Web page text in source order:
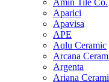
Aparici
Apavisa
APE
Aqlu Ceramic
Arcana
Argenta
Ariana